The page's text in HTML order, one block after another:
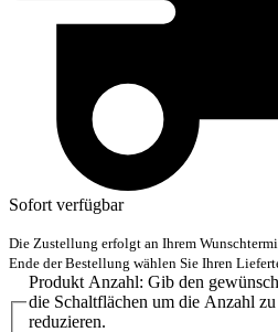
Sofort verfügbar
Die Zustellung erfolgt an Ihrem
Ende der Bestellung wählen Sie Ihren
Produkt Anzahl: Gib den
die Schaltflächen um die Anzahl
reduzieren.